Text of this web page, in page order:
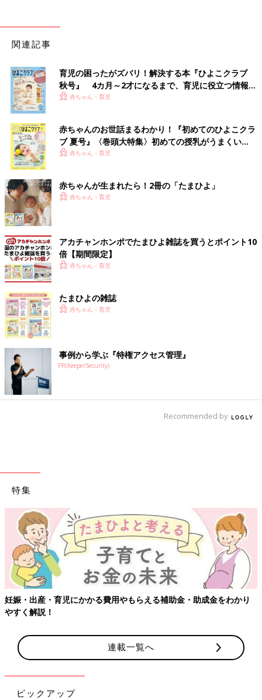
関連記事
育児の困ったがズバリ！解決する本『ひよこクラブ
秋号』 4カ月～2才になるまで、育児に役立つ情報が
いっぱい！
赤ちゃん・育児
赤ちゃんのお世話まるわかり！『初めてのひよこクラ
ブ 夏号』〈巻頭大特集〉初めての授乳がうまくい
く！ おっぱい・ミルクの基本と夏のトラブル 解決テ
赤ちゃん・育児
赤ちゃんが生まれたら！2冊の「たまひよ」
赤ちゃん・育児
アカチャンホンポでたまひよ雑誌を買うとポイント10
倍【期間限定】
赤ちゃん・育児
たまひよの雑誌
赤ちゃん・育児
事例から学ぶ『特権アクセス管理』
PR(KeeperSecurity)
Recommended by
特集
妊娠・出産・育児にかかる費用やもらえる補助金・助成金をわかり
やすく解説！
連載一覧へ
ピックアップ